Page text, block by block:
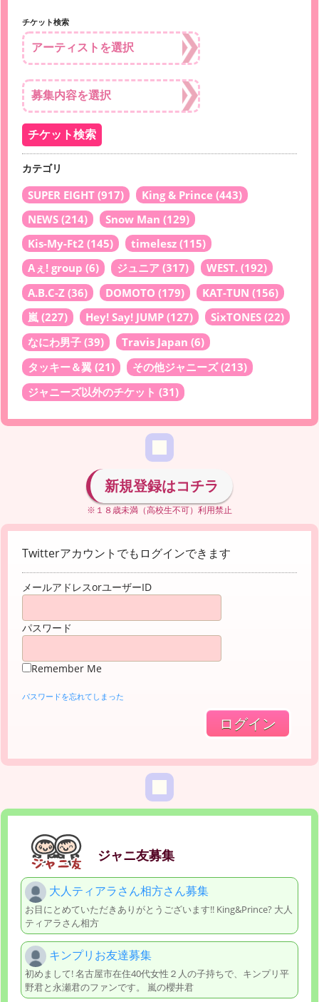
チケット検索
カテゴリ
SUPER EIGHT (917) King & Prince (443)
NEWS (214) Snow Man (129)
Kis-My-Ft2 (145) timelesz (115)
Aぇ! group (6) ジュニア (317) WEST. (192)
A.B.C-Z (36) DOMOTO (179) KAT-TUN (156)
嵐 (227) Hey! Say! JUMP (127) SixTONES (22)
なにわ男子 (39) Travis Japan (6)
タッキー＆翼 (21) その他ジャニーズ(213)
ジャニーズ以外のチケット (31)
新規登録はコチラ
※１８歳未満（高校生不可）利用禁止
Twitterアカウントでもログインできます
メールアドレスorユーザーID
パスワード
Remember Me
パスワードを忘れてしまった
ジャニ友募集
大人ティアラさん相方さん募集
お目にとめていただきありがとうございます!! King&Prince? 大人
ティアラさん相方
キンプリお友達募集
初めまして! 名古屋市在住40代女性２人の子持ちで、キンプリ平
野君と永瀬君のファンです。 嵐の櫻井君